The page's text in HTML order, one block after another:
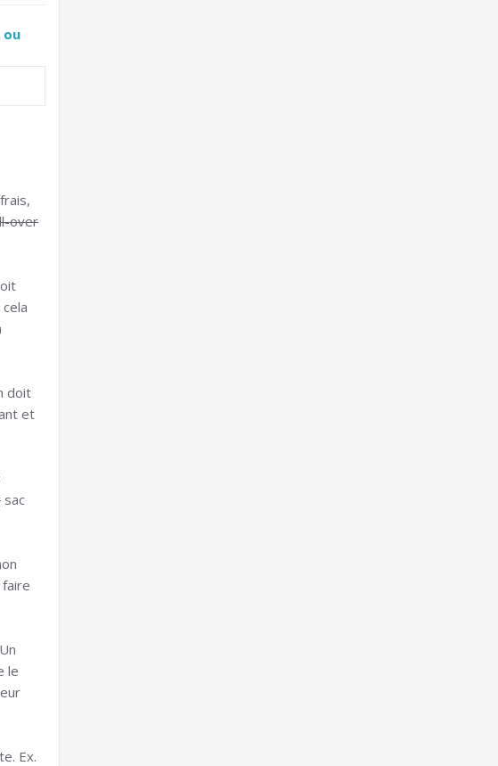
ou
over
doit
et
sac
le
Ex.